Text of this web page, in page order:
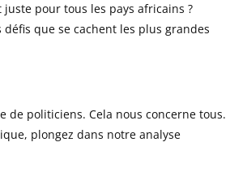
pour tous les pays africains ?
que se cachent les plus grandes
de politiciens. Cela nous concerne tous.
plongez dans notre analyse